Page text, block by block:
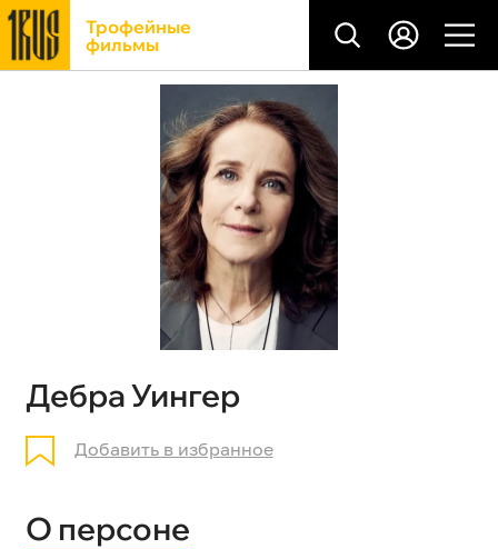
Трофейные
фильмы
Дебра Уингер
Добавить в избранное
О персоне